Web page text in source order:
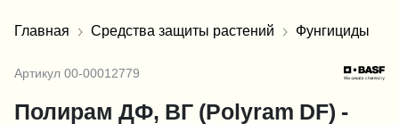
Главная Средства защиты растений Фунгициды
Артикул 00-00012779
Полирам ДФ, ВГ (Polyram DF) -